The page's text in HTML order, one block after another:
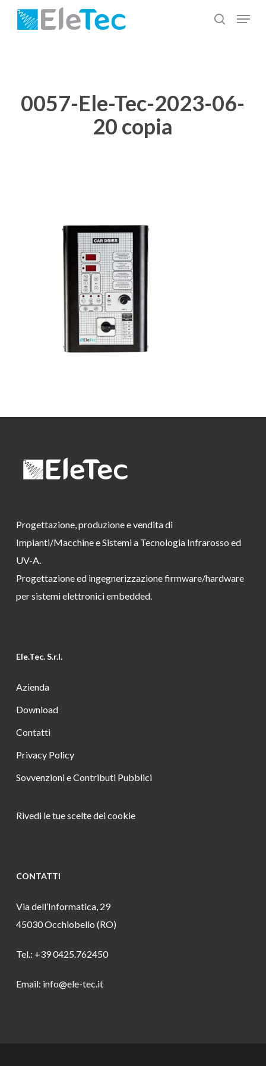
Salta
cerca
Menu
0057-Ele-Tec-2023-06-
20 copia
Progettazione, produzione e vendita di
Impianti/Macchine e Sistemi a Tecnologia Infrarosso ed
UV-A.
Progettazione ed ingegnerizzazione firmware/hardware
per sistemi elettronici embedded.
Ele.Tec. S.r.l.
Azienda
Download
Contatti
Privacy Policy
Sovvenzioni e Contributi Pubblici
Rivedi le tue scelte dei cookie
CONTATTI
Via dell’Informatica, 29
45030 Occhiobello (RO)
Tel.: +39 0425.762450
Email: info@ele-tec.it